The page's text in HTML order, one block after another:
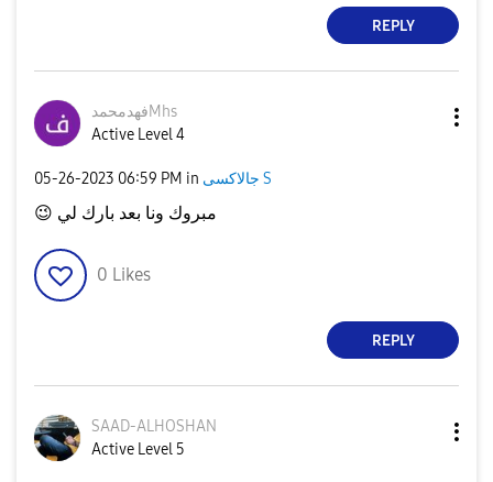
REPLY
فهدمحمدMhs
Active Level 4
‎05-26-2023 06:59 PM in جالاكسى S
😉 مبروك ونا بعد بارك لي
0 Likes
REPLY
SAAD-ALHOSHAN
Active Level 5